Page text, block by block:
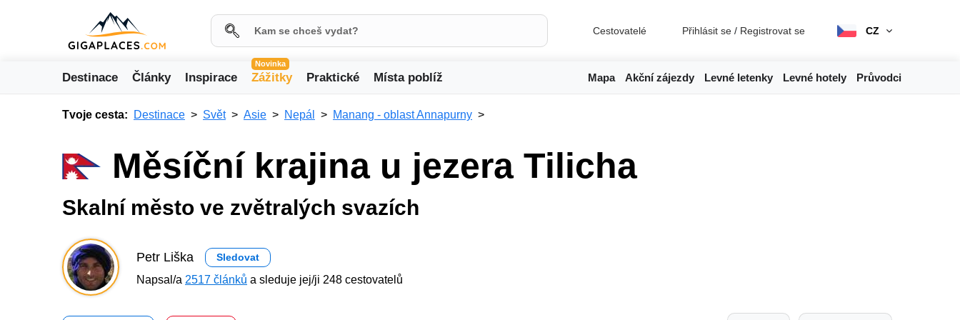
Cestovatelé Přihlásit se / Registrovat se CZ
Destinace Články Inspirace
Novinka
Zážitky Praktické Místa poblíž Mapa Akční zájezdy Levné letenky Levné hotely Průvodci
Tvoje cesta: Destinace Svět Asie Nepál Manang - oblast Annapurny
Měsíční krajina u jezera Tilicha
Skalní město ve zvětralých svazích
Petr Liška Sledovat
Napsal/a 2517 článků a sleduje jej/ji 248 cestovatelů